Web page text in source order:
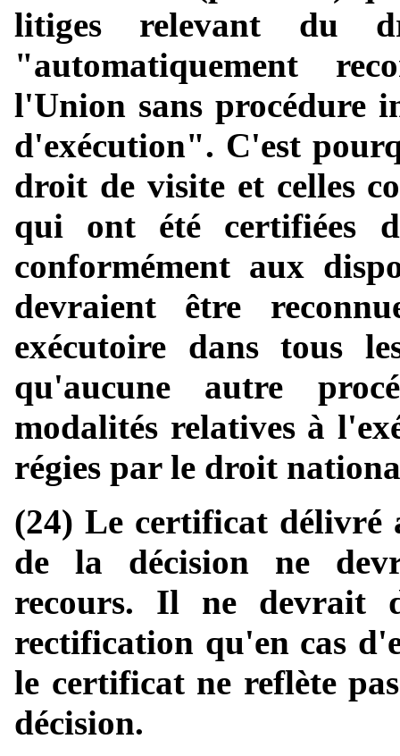
litiges relevant du
"automatiquement
l'Union sans procédure
d'exécution". C'est
droit de visite et celles
qui ont été certifiées
conformément aux
devraient être
exécutoire dans tous
qu'aucune autre
modalités relatives à
régies par le droit
(24) Le certificat délivré
de la décision ne
recours. Il ne devrait
rectification qu'en cas
le certificat ne reflète
décision.